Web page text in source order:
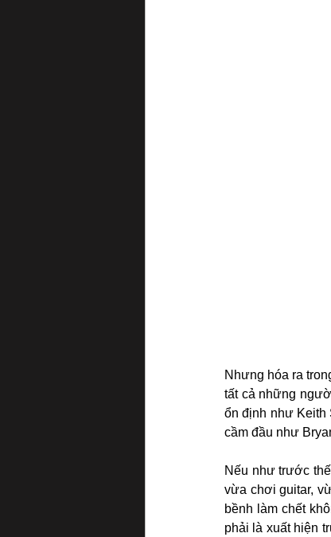
Nhưng hóa ra
tất cả những
ổn định như Keith
cầm đầu như
Nếu như trước
vừa chơi guitar,
bềnh làm chết
phải là xuất hiện